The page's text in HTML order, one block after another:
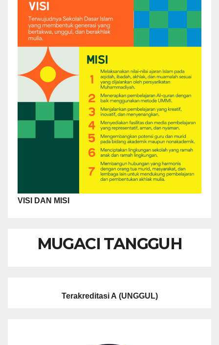
VISI DAN MISI
MUGACI TANGGUH
Terakreditasi A (UNGGUL)